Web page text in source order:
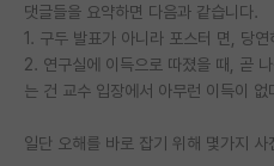
임용 정보 게시판
학부 인턴 게시판
댓글들을 요약하면 다음과 같습니다.
1. 구두 발표가 아니라 포스터 면, 당
2. 연구실에 이득으로 따졌을 때, 곧
는 건 교수 입장에서 아무런 이득이 없
일단 오해를 바로 잡기 위해 몇가지